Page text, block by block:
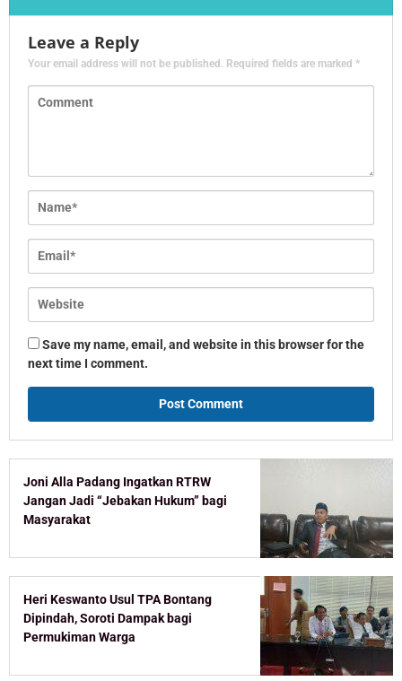
Leave a Reply
Your email address will not be published. Required fields are marked *
Save my name, email, and website in this browser for the
next time I comment.
Joni Alla Padang Ingatkan RTRW
Jangan Jadi “Jebakan Hukum” bagi
Masyarakat
Heri Keswanto Usul TPA Bontang
Dipindah, Soroti Dampak bagi
Permukiman Warga